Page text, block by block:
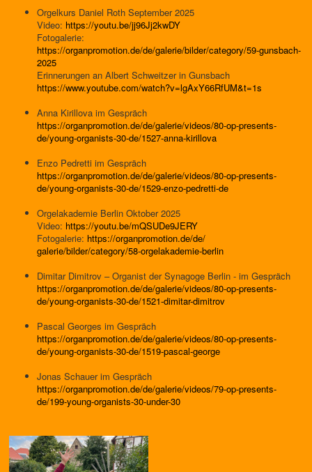
Orgelkurs Daniel Roth September 2025
Video: https://youtu.be/jj96Jj2kwDY
Fotogalerie:
https://organpromotion.de/de/galerie/bilder/category/59-gunsbach-
2025
Erinnerungen an Albert Schweitzer in Gunsbach
https://www.youtube.com/watch?v=lgAxY66RfUM&t=1s
Anna Kirillova im Gespräch
https://organpromotion.de/de/galerie/videos/80-op-presents-
de/young-organists-30-de/1527-anna-kirillova
Enzo Pedretti im Gespräch
https://organpromotion.de/de/galerie/videos/80-op-presents-
de/young-organists-30-de/1529-enzo-pedretti-de
Orgelakademie Berlin Oktober 2025
Video: https://youtu.be/mQSUDe9JERY
Fotogalerie: https://organpromotion.de/de/
galerie/bilder/category/58-orgelakademie-berlin
Dimitar Dimitrov – Organist der Synagoge Berlin - im Gespräch
https://organpromotion.de/de/galerie/videos/80-op-presents-
de/young-organists-30-de/1521-dimitar-dimitrov
Pascal Georges im Gespräch
https://organpromotion.de/de/galerie/videos/80-op-presents-
de/young-organists-30-de/1519-pascal-george
Jonas Schauer im Gespräch
https://organpromotion.de/de/galerie/videos/79-op-presents-
de/199-young-organists-30-under-30